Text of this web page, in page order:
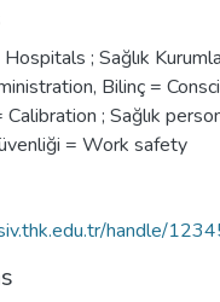
; Sağlık
, Bilinç =
Calibration ; Sağlık
= Work safety
handle/